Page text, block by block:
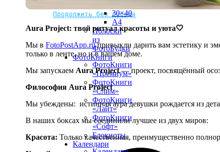
Продолжить без города
30×40
A4
Полоски
из
ФотоБудки
ФотоКниги
ФотоКниги
«Премиум»
ФотоКниги
«Слим»
ФотоКниги
«Лайт»
ФотоКниги
«Софт»
Блокноты
Календари
Aura Project: твой ритуал красоты и уюта🤍
Мы в FotoPostApp.ruпривыкли дарить вам эстетику и
только в ленте, но и в вашем доме.
Мы запускаем Aura Project— проект, посвящённый
Философия Aura Project
Мы убеждены: истинная аура девушки рождается из
В наших боксах мы соединили лучшее из двух миров:
Красота: Только качественная, преимущественно